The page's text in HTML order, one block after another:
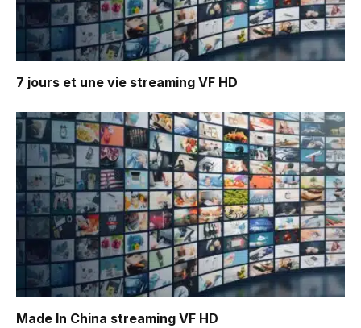
7 jours et une vie streaming VF HD
Made In China streaming VF HD